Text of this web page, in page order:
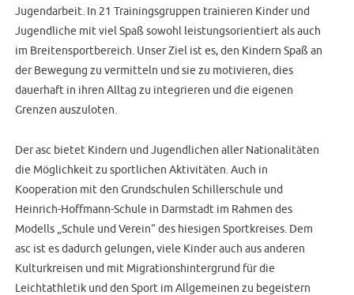
Jugendarbeit. In 21 Trainingsgruppen trainieren Kinder und
Jugendliche mit viel Spaß sowohl leistungsorientiert als auch
im Breitensportbereich. Unser Ziel ist es, den Kindern Spaß an
der Bewegung zu vermitteln und sie zu motivieren, dies
dauerhaft in ihren Alltag zu integrieren und die eigenen
Grenzen auszuloten.
Der asc bietet Kindern und Jugendlichen aller Nationalitäten
die Möglichkeit zu sportlichen Aktivitäten. Auch in
Kooperation mit den Grundschulen Schillerschule und
Heinrich-Hoffmann-Schule in Darmstadt im Rahmen des
Modells „Schule und Verein“ des hiesigen Sportkreises. Dem
asc ist es dadurch gelungen, viele Kinder auch aus anderen
Kulturkreisen und mit Migrationshintergrund für die
Leichtathletik und den Sport im Allgemeinen zu begeistern